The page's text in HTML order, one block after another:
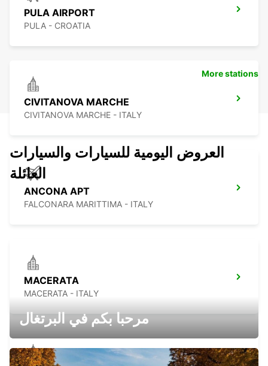
PULA AIRPORT
PULA - CROATIA
CIVITANOVA MARCHE
CIVITANOVA MARCHE - ITALY
ANCONA APT
FALCONARA MARITTIMA - ITALY
MACERATA
MACERATA - ITALY
More stations
العروض اليومية للسيارات والسيارات
العائلة
مرحبا بكم في البرتغال